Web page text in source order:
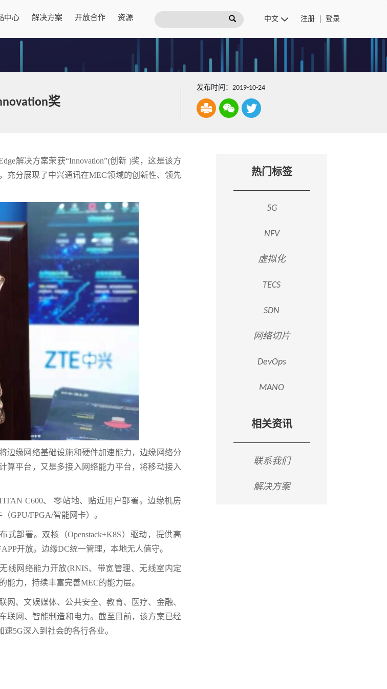
中心 解决方案 开放合作 资源 注册 登录
奖
发布时间：2019-10-24
解决方案荣获“Innovation”(创新 )奖，这是该方
充分展现了中兴通讯在MEC领域的创新性、领先
边缘网络基础设施和硬件加速能力，边缘网络分
算平台，又是多接入网络能力平台，将移动接入
C600、 零站地、贴近用户部署。边缘机房
GPU/FPGA/智能网卡）。
部署。双核（Openstack+K8S）驱动，提供高
开放。边缘DC统一管理，本地无人值守。
线网络能力开放(RNIS、带宽管理、无线室内定
力，持续丰富完善MEC的能力层。
网、文娱媒体、公共安全、教育、医疗、金融、
联网、智能制造和电力。截至目前，该方案已经
5G深入到社会的各行各业。
热门标签
5G
NFV
虚拟化
TECS
SDN
网络切片
DevOps
MANO
相关资讯
联系我们
解决方案